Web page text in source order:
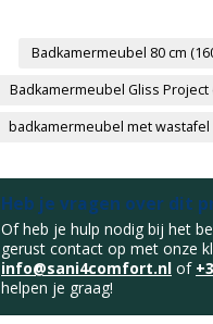
Badkamermeubel 80 cm
Badkamermeubel Gliss Project
badkamermeubel met wastafel
Heb je vragen over dit
Of heb je hulp nodig bij het
gerust contact op met onze
info@sani4comfort.nl of
helpen je graag!